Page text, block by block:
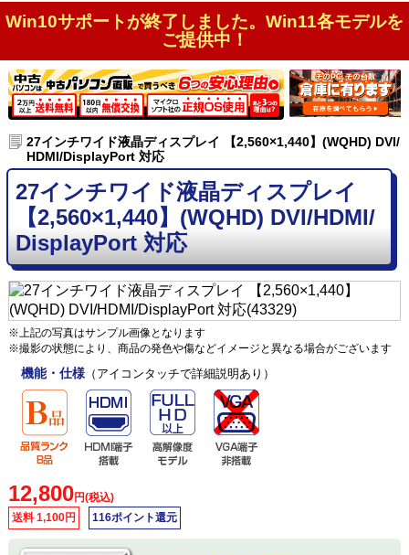
Win10サポートが終了しました。Win11各モデルを
ご提供中！
27インチワイド液晶ディスプレイ 【2,560×1,440】(WQHD) DVI/
HDMI/DisplayPort 対応
27インチワイド液晶ディスプレイ
【2,560×1,440】(WQHD) DVI/HDMI/
DisplayPort 対応
※上記の写真はサンプル画像となります
※撮影の状態により、商品の発色や傷などイメージと異なる場合がございます
機能・仕様（アイコンタッチで詳細説明あり）
12,800円(税込)
送料 1,100円
116ポイント還元